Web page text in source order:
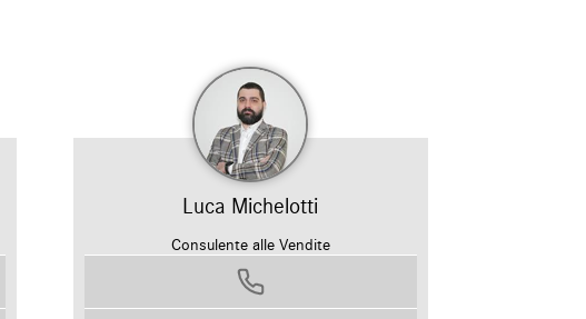
Luca Michelotti
Consulente alle Vendite
0458799311